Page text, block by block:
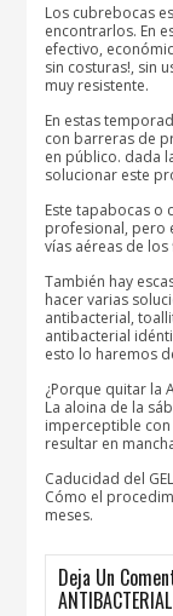
Los cubrebocas
encontrarlos. En
efectivo,
sin costuras!, sin
muy resistente.
En estas
con barreras de
en público. dada
solucionar este
Este tapabocas o
profesional, pero
vías aéreas de
También hay
hacer varias
antibacterial,
antibacterial
esto lo haremos
¿Porque quitar la
La aloina de la
imperceptible
resultar en
Caducidad del
Cómo el
meses.
Deja Un